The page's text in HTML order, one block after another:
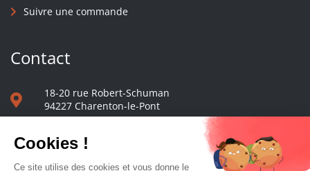
Suivre une commande
Contact
18-20 rue Robert-Schuman
94227 Charenton-le-Pont